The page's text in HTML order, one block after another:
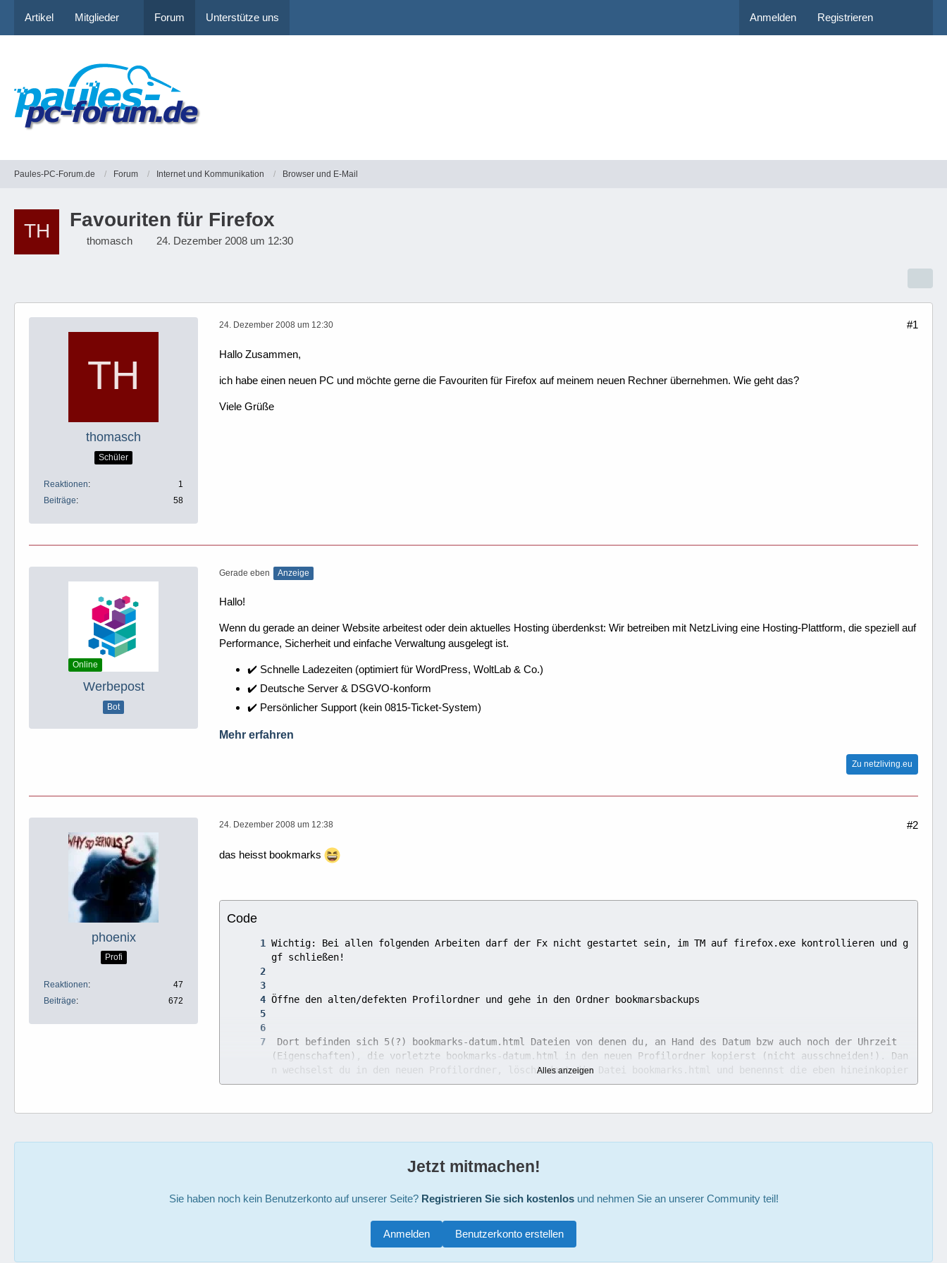
Artikel Mitglieder Forum Unterstütze uns Anmelden Registrieren
Paules-PC-Forum.de Forum Internet und Kommunikation Browser und E-Mail
Favouriten für Firefox
thomasch 24. Dezember 2008 um 12:30
thomasch
Schüler
Reaktionen
1
Beiträge
58
24. Dezember 2008 um 12:30 #1
Hallo Zusammen,
ich habe einen neuen PC und möchte gerne die Favouriten für Firefox auf meinem neuen Rechner übernehmen. Wie geht das?
Viele Grüße
Online
Werbepost
Bot
Gerade eben Anzeige
Hallo!
Wenn du gerade an deiner Website arbeitest oder dein aktuelles Hosting überdenkst: Wir betreiben mit NetzLiving eine Hosting-Plattform, die speziell auf
Performance, Sicherheit und einfache Verwaltung ausgelegt ist.
✔️ Schnelle Ladezeiten (optimiert für WordPress, WoltLab & Co.)
✔️ Deutsche Server & DSGVO-konform
✔️ Persönlicher Support (kein 0815-Ticket-System)
Mehr erfahren
Zu netzliving.eu
phoenix
Profi
Reaktionen
47
Beiträge
672
24. Dezember 2008 um 12:38 #2
das heisst bookmarks
Code
Wichtig: Bei allen folgenden Arbeiten darf der Fx nicht gestartet sein, im TM auf firefox.exe kontrollieren und g
Dort befinden sich 5(?) bookmarks-datum.html Dateien von denen du, an Hand des Datum bzw auch noch der Uhrzeit
(Eigenschaften), die vorletzte bookmarks-datum.html in den neuen Profilordner kopierst (nicht ausschneiden!). Dan
n wechselst du in den neuen Profilordner, löscht dort die Datei bookmarks.html und benennst die eben hineinkopier
Alles anzeigen
Jetzt mitmachen!
Sie haben noch kein Benutzerkonto auf unserer Seite? Registrieren Sie sich kostenlosund nehmen Sie an unserer Community teil!
Benutzerkonto erstellen
Anmelden